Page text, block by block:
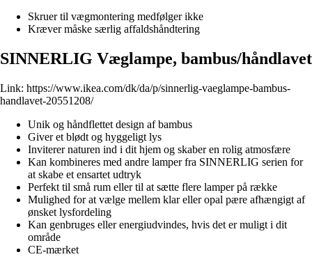
Skruer til vægmontering medfølger ikke
Kræver måske særlig affaldshåndtering
SINNERLIG Væglampe, bambus/håndlavet
Link: https://www.ikea.com/dk/da/p/sinnerlig-vaeglampe-bambus-
handlavet-20551208/
Unik og håndflettet design af bambus
Giver et blødt og hyggeligt lys
Inviterer naturen ind i dit hjem og skaber en rolig atmosfære
Kan kombineres med andre lamper fra SINNERLIG serien for
at skabe et ensartet udtryk
Perfekt til små rum eller til at sætte flere lamper på række
Mulighed for at vælge mellem klar eller opal pære afhængigt af
ønsket lysfordeling
Kan genbruges eller energiudvindes, hvis det er muligt i dit
område
CE-mærket